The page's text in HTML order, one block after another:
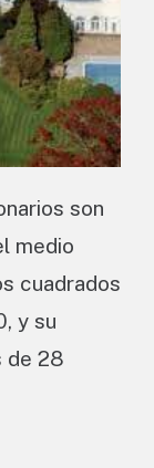
son
medio
cuadrados
y su
de 28